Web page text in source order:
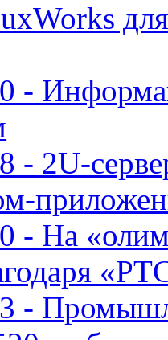
-
- 2U-
- На
-